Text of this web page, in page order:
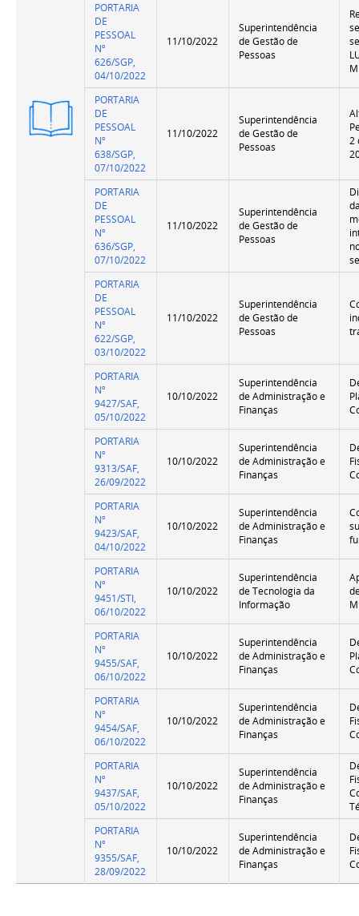
Versão
Resumida
PORTARIA
DE
PESSOAL
Nº
626/SGP,
04/10/2022
11/10/2022
Superintendência
de Gestão de
Pessoas
PORTARIA
DE
PESSOAL
Nº
638/SGP,
07/10/2022
11/10/2022
Superintendência
de Gestão de
Pessoas
2
PORTARIA
DE
PESSOAL
Nº
636/SGP,
07/10/2022
11/10/2022
Superintendência
de Gestão de
Pessoas
PORTARIA
DE
PESSOAL
Nº
622/SGP,
03/10/2022
11/10/2022
Superintendência
de Gestão de
Pessoas
PORTARIA
Nº
9427/SAF,
05/10/2022
10/10/2022
Superintendência
de Administração e
Finanças
PORTARIA
Nº
9313/SAF,
26/09/2022
10/10/2022
Superintendência
de Administração e
Finanças
PORTARIA
Nº
9423/SAF,
04/10/2022
10/10/2022
Superintendência
de Administração e
Finanças
PORTARIA
Nº
9451/STI,
06/10/2022
10/10/2022
Superintendência
de Tecnologia da
Informação
PORTARIA
Nº
9455/SAF,
06/10/2022
10/10/2022
Superintendência
de Administração e
Finanças
PORTARIA
Nº
9454/SAF,
06/10/2022
10/10/2022
Superintendência
de Administração e
Finanças
PORTARIA
Nº
9437/SAF,
05/10/2022
10/10/2022
Superintendência
de Administração e
Finanças
PORTARIA
Nº
9355/SAF,
28/09/2022
10/10/2022
Superintendência
de Administração e
Finanças